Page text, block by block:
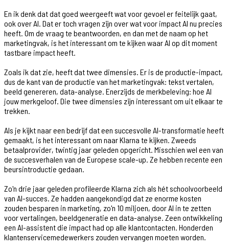
En ik denk dat dat goed weergeeft wat voor gevoel er feitelijk gaat,
ook over AI. Dat er toch vragen zijn over wat voor impact AI nu precies
heeft. Om de vraag te beantwoorden, en dan met de naam op het
marketingvak, is het interessant om te kijken waar AI op dit moment
tastbare impact heeft.
Zoals ik dat zie, heeft dat twee dimensies. Er is de productie-impact,
dus de kant van de productie van het marketingvak: tekst vertalen,
beeld genereren, data-analyse. Enerzijds de merkbeleving: hoe AI
jouw merkgeloof. Die twee dimensies zijn interessant om uit elkaar te
trekken.
Als je kijkt naar een bedrijf dat een succesvolle AI-transformatie heeft
gemaakt, is het interessant om naar Klarna te kijken. Zweeds
betaalprovider, twintig jaar geleden opgericht. Misschien wel een van
de succesverhalen van de Europese scale-up. Ze hebben recente een
beursintroductie gedaan.
Zo'n drie jaar geleden profileerde Klarna zich als hét schoolvoorbeeld
van AI-succes. Ze hadden aangekondigd dat ze enorme kosten
zouden besparen in marketing, zo'n 10 miljoen, door AI in te zetten
voor vertalingen, beeldgeneratie en data-analyse. Zeen ontwikkeling
een AI-assistent die impact had op alle klantcontacten. Honderden
klantenservicemedewerkers zouden vervangen moeten worden.